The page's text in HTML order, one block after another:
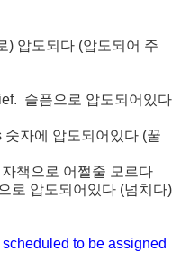
) 압도되다 (압도되어 주
슬픔으로 압도되어있다
숫자에 압도되어있다 (꿀
자책으로 어쩔줄 모르다
로 압도되어있다 (넘치다)
scheduled to be assigned